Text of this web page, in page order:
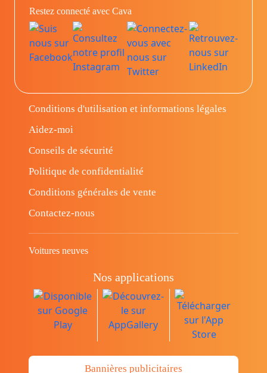
Restez connecté avec Cava
Conditions d'utilisation et informations légales
Aidez-moi
Conseils de sécurité
Politique de confidentialité
Conditions générales de vente
Contactez-nous
Voitures neuves
Nos applications
Bannières publicitaires